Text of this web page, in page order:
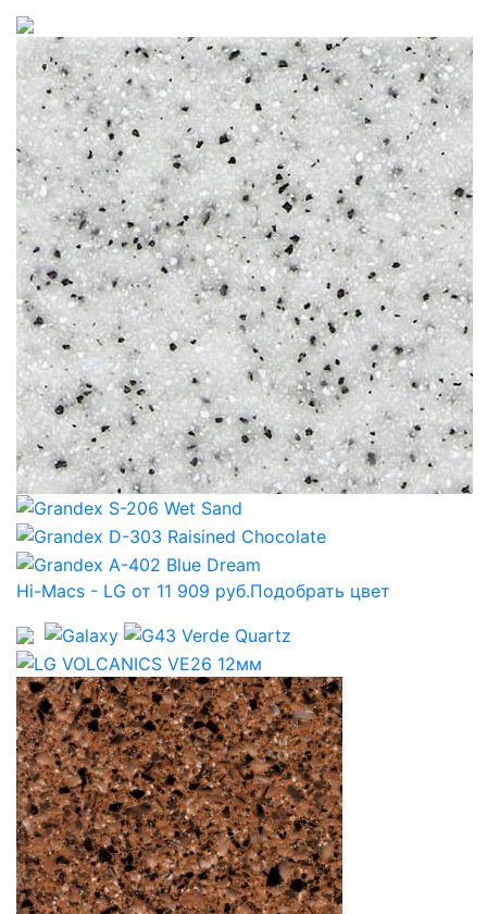
Hi-Macs - LG от 11 909 руб.Подобрать цвет